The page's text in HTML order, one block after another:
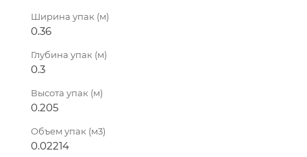
Ширина упак (м)
0.36
Глубина упак (м)
0.3
Высота упак (м)
0.205
Объем упак (м3)
0.02214